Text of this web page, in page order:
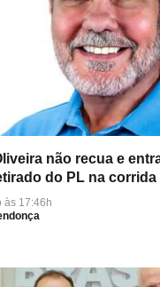
não recua e
do PL na corrida
às 17:46h